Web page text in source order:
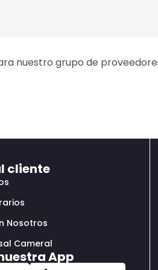
nuestro grupo de
cliente
Nosotros
Cameral
App